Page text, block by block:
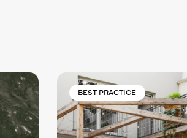
BEST PRACTICE